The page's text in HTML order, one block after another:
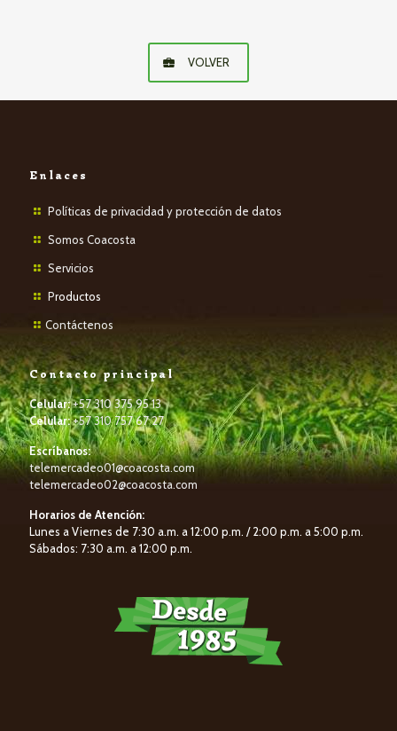
VOLVER
Enlaces
Políticas de privacidad y protección de datos
Somos Coacosta
Servicios
Productos
Contáctenos
Contacto principal
Celular:+57 310 375 95 13
Celular:+57 310 757 67 27
Escríbanos:
telemercadeo01@coacosta.com
telemercadeo02@coacosta.com
Horarios de Atención:
Lunes a Viernes de 7:30 a.m. a 12:00 p.m. / 2:00 p.m. a 5:00 p.m.
Sábados: 7:30 a.m. a 12:00 p.m.